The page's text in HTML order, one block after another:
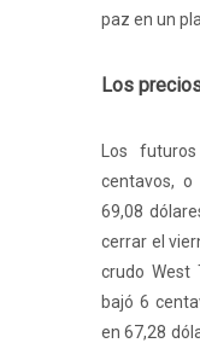
paz en un
Los
Los
centavos,
69,08
cerrar el
crudo West
bajó 6
en 67,28